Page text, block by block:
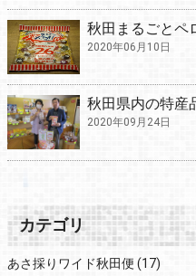
秋田まるごとペ
2020年06月10日
秋田県内の特産
2020年09月24日
カテゴリ
あさ採りワイド秋田便 (17)